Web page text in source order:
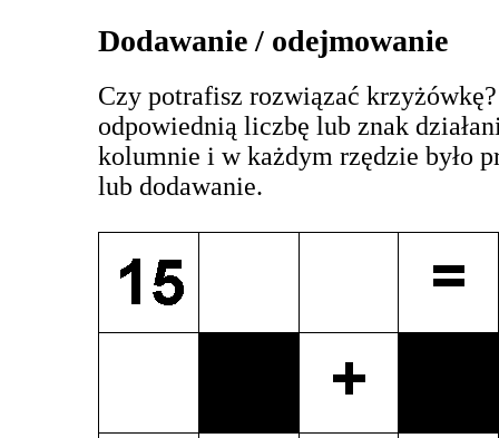
Dodawanie / odejmowanie
Czy potrafisz rozwiązać
odpowiednią liczbę lub znak
kolumnie i w każdym rzędzie było
lub dodawanie.